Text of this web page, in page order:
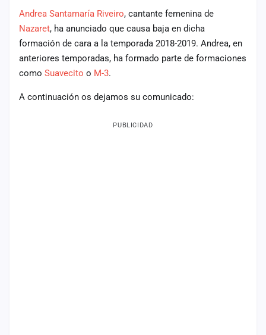
Andrea Santamaría Riveiro, cantante femenina de
Nazaret, ha anunciado que causa baja en dicha
formación de cara a la temporada 2018-2019. Andrea, en
anteriores temporadas, ha formado parte de formaciones
como Suavecito o M-3.
A continuación os dejamos su comunicado:
PUBLICIDAD
Formaciones
Fiestas
Mapa
de